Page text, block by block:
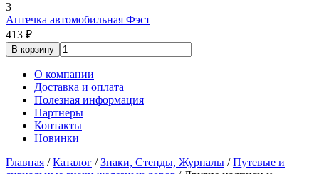
3
Аптечка автомобильная Фэст
413 ₽
О компании
Доставка и оплата
Полезная информация
Партнеры
Контакты
Новинки
Главная / Каталог / Знаки, Стенды, Журналы / Путевые и